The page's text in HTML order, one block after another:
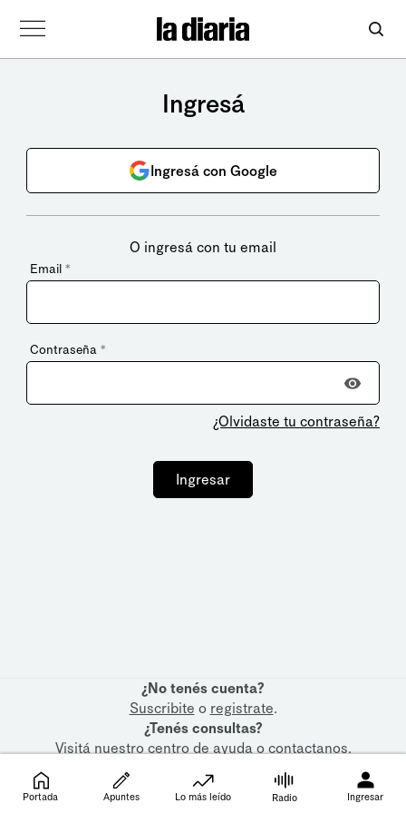
Ingresá
Ingresá con Google
O ingresá con tu email
Email *
Contraseña *
¿Olvidaste tu contraseña?
Ingresar
¿No tenés cuenta?
Suscribite o registrate.
¿Tenés consultas?
Visitá nuestrocentro de ayudaocontactanos.
Portada Apuntes Lo más leído Radio Ingresar